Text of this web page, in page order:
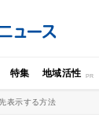
特集 地域活性
表示する方法